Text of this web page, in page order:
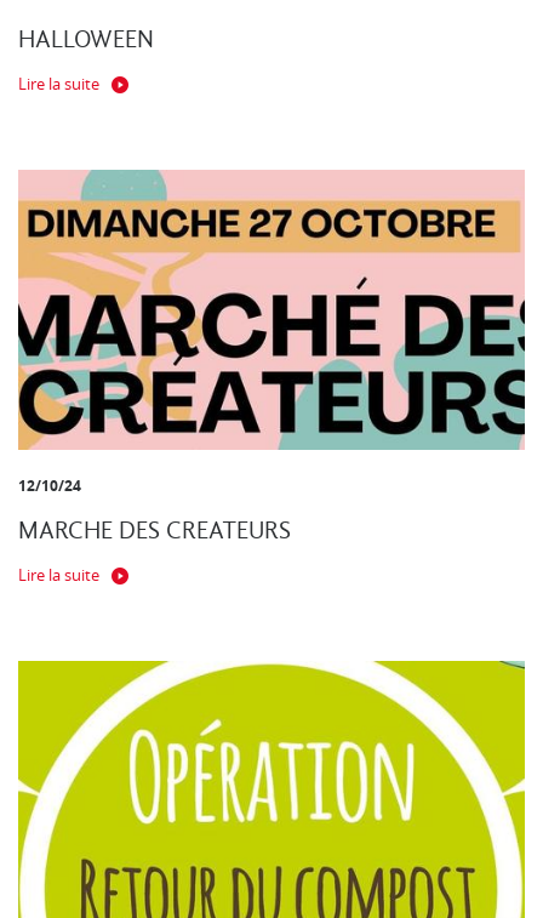
HALLOWEEN
Lire la suite
12/10/24
MARCHE DES CREATEURS
Lire la suite